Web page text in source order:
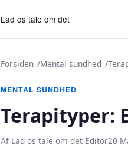
Lad os tale om det
Forsiden Mental sundhed
MENTAL SUNDHED
Terapityper:
Af Lad os tale om det Editor20